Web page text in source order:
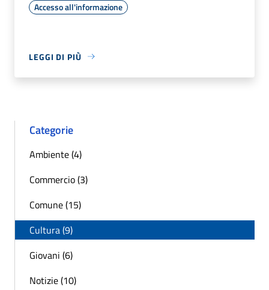
Accesso all'informazione
LEGGI DI PIÙ
Categorie
Ambiente (4)
Commercio (3)
Comune (15)
Cultura (9)
Giovani (6)
Notizie (10)